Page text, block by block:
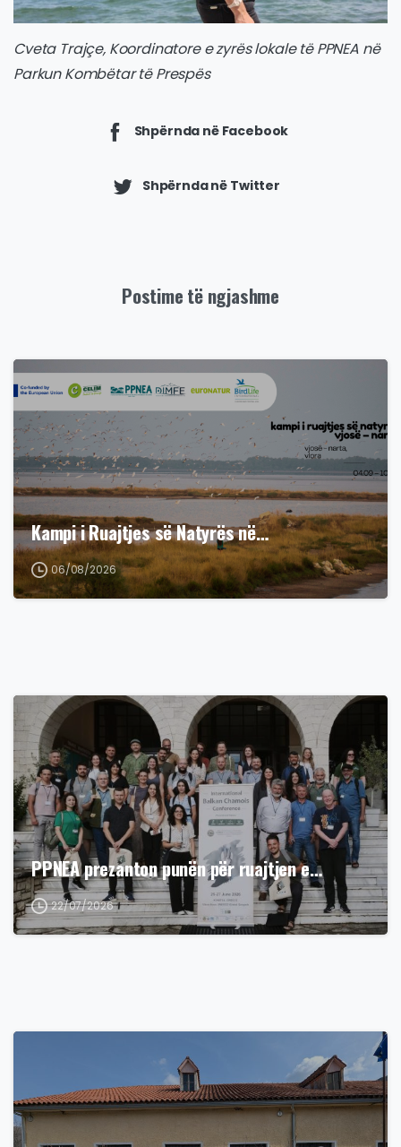
Cveta Trajçe, Koordinatore e zyrës lokale të PPNEA në
Parkun Kombëtar të Prespës
Shpërnda në Facebook
Shpërnda në Twitter
Postime të ngjashme
Kampi i Ruajtjes së Natyrës në…
06/08/2026
PPNEA prezanton punën për ruajtjen e…
22/07/2026